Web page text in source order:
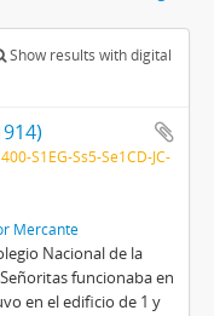
Show results with digital
S1EG-Ss5-Se1CD-JC-
Mercante
Nacional de la
funcionaba en
en el edificio de 1 y